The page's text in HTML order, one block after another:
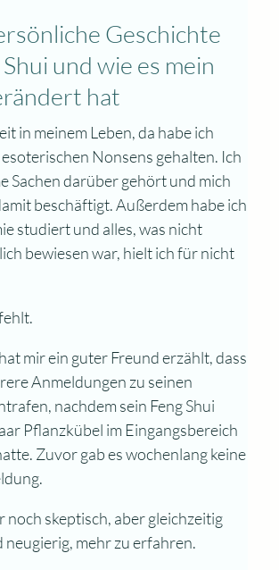
Geschichte
und wie es mein
hat
in meinem Leben, da habe ich
Nonsens gehalten. Ich
Sachen darüber gehört und mich
beschäftigt. Außerdem habe ich
studiert und alles, was nicht
bewiesen war, hielt ich für nicht
mir ein guter Freund erzählt, dass
Anmeldungen zu seinen
nachdem sein Feng Shui
Pflanzkübel im Eingangsbereich
Zuvor gab es wochenlang keine
noch skeptisch, aber gleichzeitig
mehr zu erfahren.